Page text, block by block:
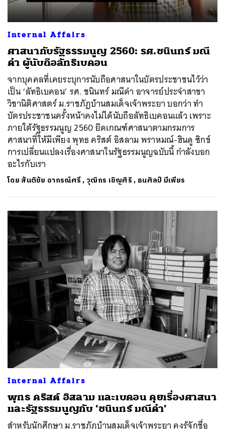
Internal Affairs
ศาสนากับรัฐธรรมนูญ 2560: รศ.ชนินทร์ มณี
ดำ ผู้นับถือลัทธิเบคอน
จากบุคคลที่เคยระบุการนับถือศาสนาในบัตรประชาชนไว้ว่า
เป็น ‘ลัทธิเบคอน’ รศ. ชนินทร์ มณีดำ อาจารย์ประจำสาขา
วิชานิติศาสตร์ ม.ราชภัฏบ้านสมเด็จเจ้าพระยา บอกว่า ทำ
บัตรประชาชนครั้งหน้าคงไม่ได้นับถือลัทธิเบคอนแล้ว เพราะ
ภายใต้รัฐธรรมนูญ 2560 ยึดเกณฑ์ศาสนาตามกรมการ
ศาสนาที่ให้มีเพียง พุทธ คริสต์ อิสลาม พราหมณ์-ฮินดู ซิกข์
การเปลี่ยนแปลงเรื่องศาสนาในรัฐธรรมนูญฉบับนี้ กำลังบอก
อะไรกับเรา
โดย สันติชัย อาภรณ์ศรี ,วุฒิกร เชิญศิริ , ธนศิลป์ มีเพียร
Internal Affairs
พุทธ คริสต์ อิสลาม และเบคอน คุยเรื่องศาสนา
และรัฐธรรมนูญกับ ‘ชนินทร์ มณีดำ’
สำหรับนักศึกษา ม.ราชภัฏบ้านสมเด็จเจ้าพระยา คงรู้จักชื่อ
ค้นหา
SHARE TWEET EMAIL